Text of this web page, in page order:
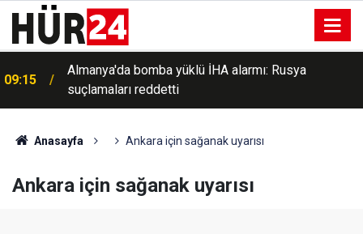
09:15
Almanya'da bomba yüklü İHA alarmı: Rusya
suçlamaları reddetti
Anasayfa Ankara için sağanak uyarısı
Ankara için sağanak uyarısı